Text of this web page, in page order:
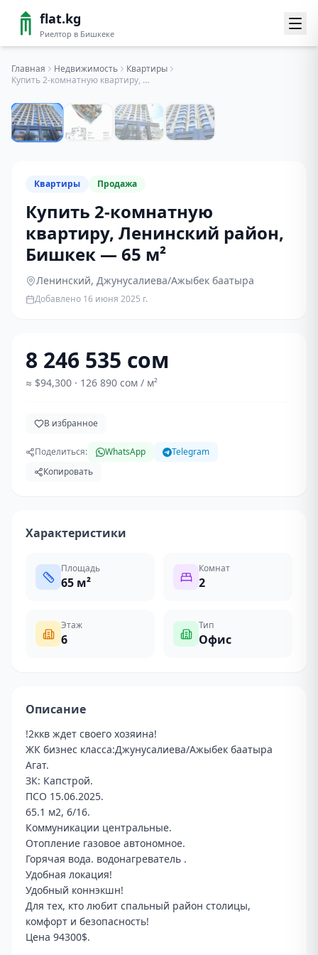
flat.kg
Риелтор в Бишкеке
Главная Недвижимость
Квартиры
Купить 2-комнатную квартиру, Ленинский район, Бишкек — 65 м²
Квартиры Продажа
Купить 2-комнатную
квартиру, Ленинский район,
Бишкек — 65 м²
Ленинский, Джунусалиева/Ажыбек баатыра
Добавлено 16 июня 2025 г.
8 246 535 сом
≈ $94,300 · 126 890 сом / м²
В избранное
Поделиться: WhatsApp
Telegram
Копировать
Характеристики
Площадь
65 м²
Комнат
2
Этаж
6
Тип
Офис
Описание
!2ккв ждет своего хозяина!
ЖК бизнес класса:Джунусалиева/Ажыбек баатыра
Агат.
ЗК: Капстрой.
ПСО 15.06.2025.
65.1 м2, 6/16.
Коммуникации центральные.
Отопление газовое автономное.
Горячая вода. водонагреватель .
Удобная локация!
Удобный коннэкшн!
Для тех, кто любит спальный район столицы,
комфорт и безопасность!
Цена 94300$.